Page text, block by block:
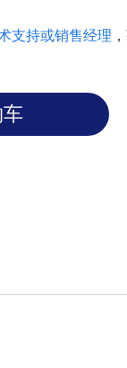
支持或销售经理